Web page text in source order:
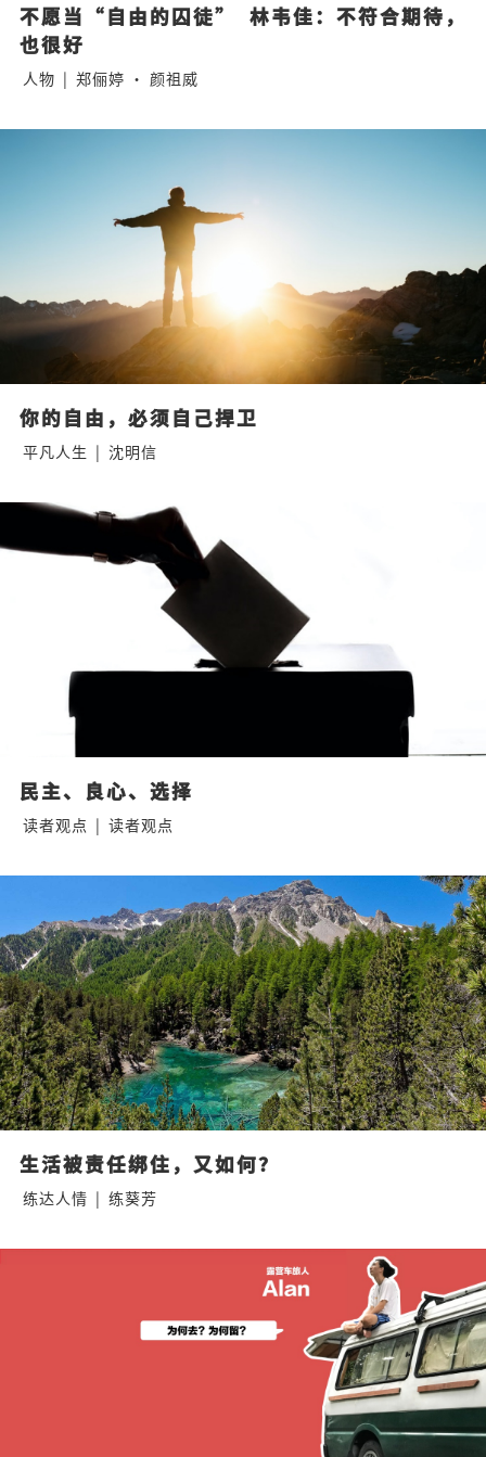
不愿当“自由的囚徒”  林韦佳：不符合期待，
也很好
人物 | 郑俪婷 · 颜祖威
你的自由，必须自己捍卫
平凡人生 | 沈明信
民主、良心、选择
读者观点 | 读者观点
生活被责任绑住，又如何？
练达人情 | 练葵芳